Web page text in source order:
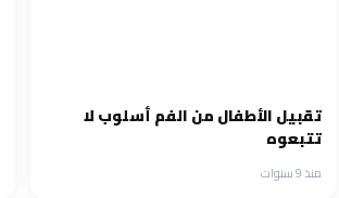
تقبيل الأطفال من الفم أسلوب لا
تتبعوه
منذ 9 سنوات